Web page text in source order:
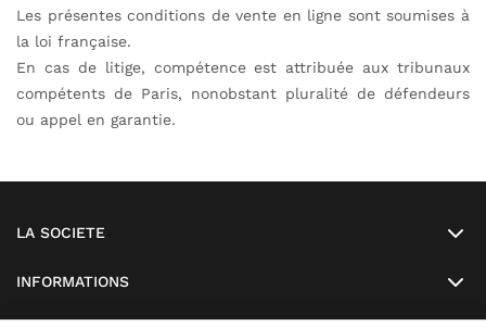
Les présentes conditions de vente en ligne sont soumises à
la loi française.
En cas de litige, compétence est attribuée aux tribunaux
compétents de Paris, nonobstant pluralité de défendeurs
ou appel en garantie.
LA SOCIETE
INFORMATIONS